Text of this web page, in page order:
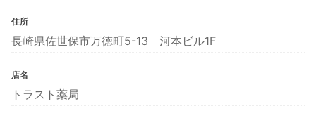
住所
長崎県佐世保市万徳町5-13 河本ビル1F
店名
トラスト薬局